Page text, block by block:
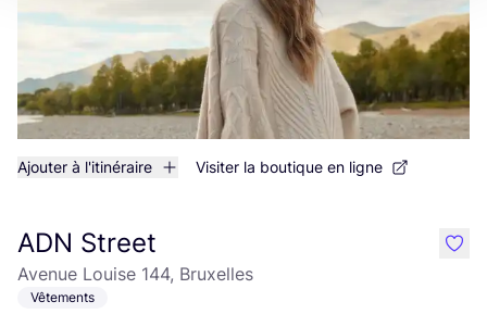
Ajouter à l'itinéraire Visiter la boutique en ligne
ADN Street
Avenue Louise 144, Bruxelles
Vêtements
like